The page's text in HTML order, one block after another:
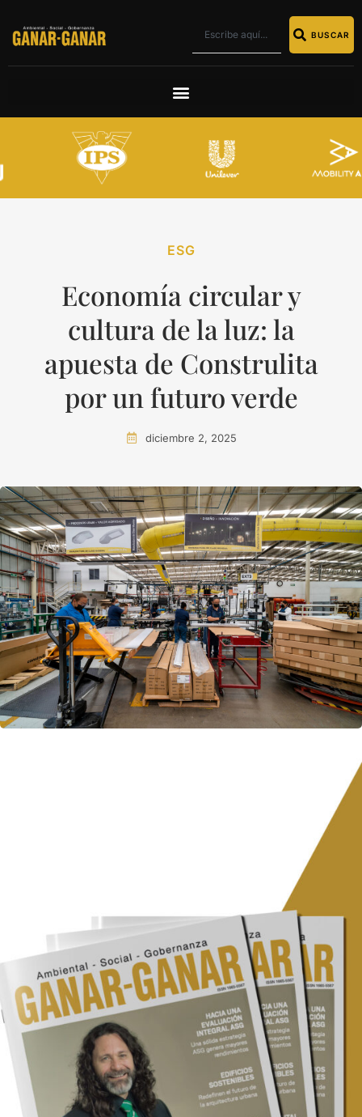
BUSCAR
ESG
Economía circular y
cultura de la luz: la
apuesta de Construlita
por un futuro verde
diciembre 2, 2025